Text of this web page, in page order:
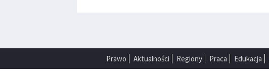
Prawo Aktualności Regiony Praca Edukacja